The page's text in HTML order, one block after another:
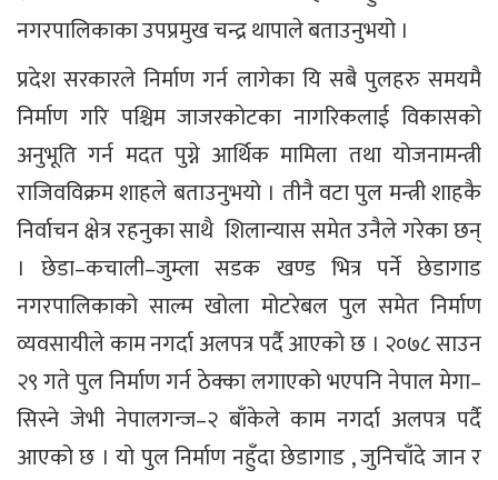
नगरपालिकाका उपप्रमुख चन्द्र थापाले बताउनुभयो ।
प्रदेश सरकारले निर्माण गर्न लागेका यि सबै पुलहरु समयमै
निर्माण गरि पश्चिम जाजरकोटका नागरिकलाई विकासको
अनुभूति गर्न मदत पुग्ने आर्थिक मामिला तथा योजनामन्त्री
राजिवविक्रम शाहले बताउनुभयो । तीनै वटा पुल मन्त्री शाहकै
निर्वाचन क्षेत्र रहनुका साथै शिलान्यास समेत उनैले गरेका छन्
। छेडा–कचाली–जुम्ला सडक खण्ड भित्र पर्ने छेडागाड
नगरपालिकाको साल्म खोला मोटरेबल पुल समेत निर्माण
व्यवसायीले काम नगर्दा अलपत्र पर्दै आएको छ । २०७८ साउन
२९ गते पुल निर्माण गर्न ठेक्का लगाएको भएपनि नेपाल मेगा–
सिस्ने जेभी नेपालगन्ज–२ बाँकेले काम नगर्दा अलपत्र पर्दै
आएको छ । यो पुल निर्माण नहुँदा छेडागाड , जुनिचाँदे जान र